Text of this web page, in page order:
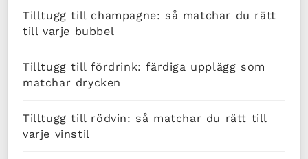
Tilltugg till champagne: så matchar du rätt
till varje bubbel
Tilltugg till fördrink: färdiga upplägg som
matchar drycken
Tilltugg till rödvin: så matchar du rätt till
varje vinstil